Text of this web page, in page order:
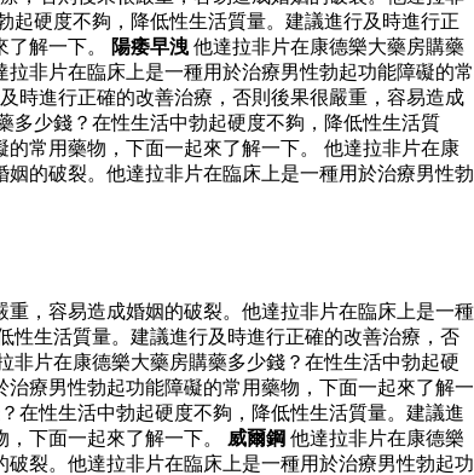
起硬度不夠，降低性生活質量。建議進行及時進行正
解一下。
陽痿早洩 他達拉非片在康德樂大藥房購藥
非片在臨床上是一種用於治療男性勃起功能障礙的常
時進行正確的改善治療，否則後果很嚴重，容易造成
多少錢？在性生活中勃起硬度不夠，降低性生活質
常用藥物，下面一起來了解一下。 他達拉非片在康
的破裂。他達拉非片在臨床上是一種用於治療男性勃
，容易造成婚姻的破裂。他達拉非片在臨床上是一種
性生活質量。建議進行及時進行正確的改善治療，否
非片在康德樂大藥房購藥多少錢？在性生活中勃起硬
療男性勃起功能障礙的常用藥物，下面一起來了解一
在性生活中勃起硬度不夠，降低性生活質量。建議進
下面一起來了解一下。 威爾鋼 他達拉非片在康德樂
裂。他達拉非片在臨床上是一種用於治療男性勃起功